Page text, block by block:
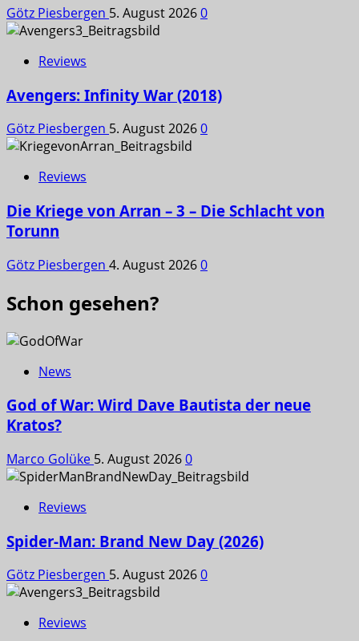
Götz Piesbergen 5. August 20260
Reviews
Avengers: Infinity War (2018)
Götz Piesbergen 5. August 20260
Reviews
Die Kriege von Arran – 3 – Die Schlacht von
Torunn
Götz Piesbergen 4. August 20260
Schon gesehen?
News
God of War: Wird Dave Bautista der neue
Kratos?
Marco Golüke 5. August 20260
Reviews
Spider-Man: Brand New Day (2026)
Götz Piesbergen 5. August 20260
Reviews